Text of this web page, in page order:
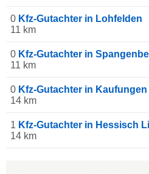
0 Kfz-Gutachter in Lohfelden
11 km
0 Kfz-Gutachter in
11 km
0 Kfz-Gutachter in Kaufungen
14 km
1 Kfz-Gutachter in Hessisch
14 km